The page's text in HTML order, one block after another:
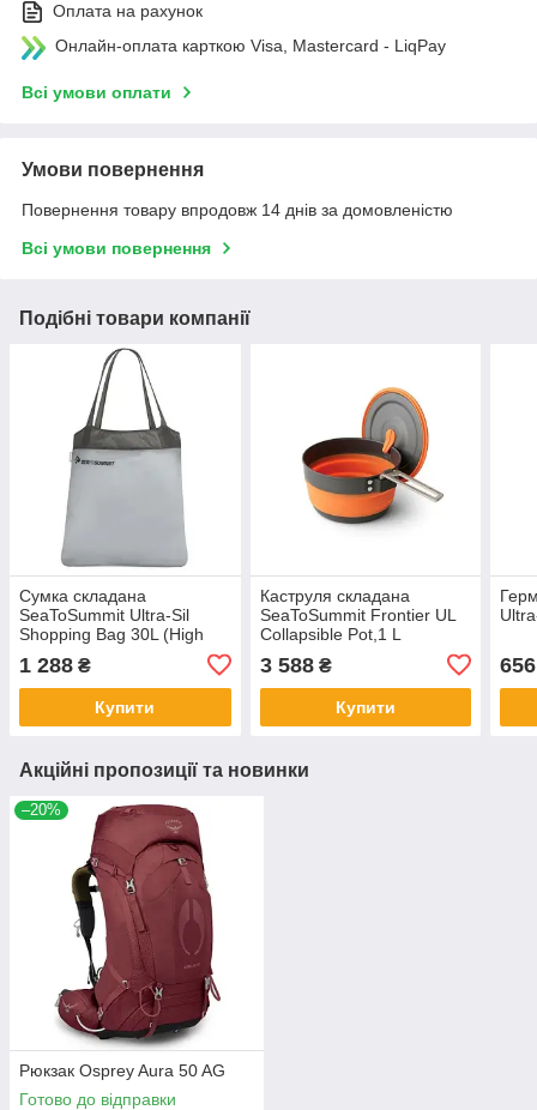
Оплата на рахунок
Онлайн-оплата карткою Visa, Mastercard - LiqPay
Всі умови оплати
Умови повернення
Повернення товару впродовж 14 днів за домовленістю
Всі умови повернення
Подібні товари компанії
Сумка складана
SeaToSummit Ultra-Sil
Shopping Bag 30L (High
1 288 ₴
Купити
Каструля складана
SeaToSummit Frontier UL
Collapsible Pot,1 L
3 588₴
Купити
656
Акційні пропозиції та новинки
–20%
Рюкзак Osprey Aura 50 AG
Готово до відправки